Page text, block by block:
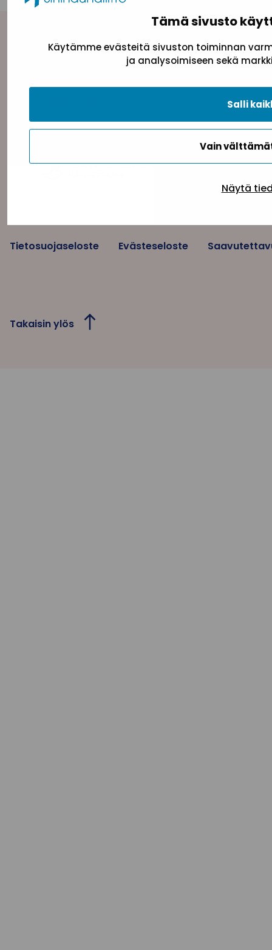
Tämä sivusto
Käytämme evästeitä sivuston toiminnan
ja analysoimiseen sekä
Vain
Salli
Näytä
Yhteystiedot
Pasilanraitio 5, 2. krs, 00240 Helsinki
Tietosuojaseloste Evästeseloste
Takaisin ylös